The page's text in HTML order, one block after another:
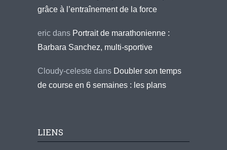
grâce à l’entraînement de la force
eric dans Portrait de marathonienne :
Barbara Sanchez, multi-sportive
Cloudy-celeste dans Doubler son temps
de course en 6 semaines : les plans
LIENS